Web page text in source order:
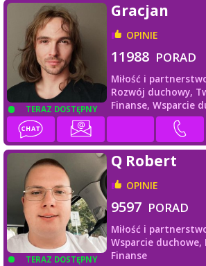
TERAZ DOSTĘPNY
Gracjan
OPINIE
11988 PORAD
Miłość i
Rozwój duchowy,
Finanse, Wsparcie
TERAZ DOSTĘPNY
Q Robert
OPINIE
9597 PORAD
Miłość i
Wsparcie duchowe,
Finanse